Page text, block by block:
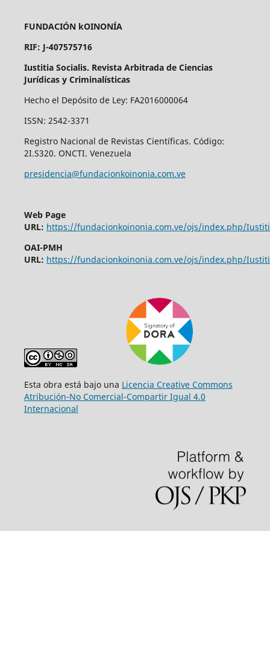
FUNDACIÓN kOINONÍA
RIF: J-407575716
Iustitia Socialis. Revista Arbitrada de Ciencias
Jurídicas y Criminalísticas
Hecho el Depósito de Ley: FA2016000064
ISSN: 2542-3371
Registro Nacional de Revistas Científicas. Código:
2I.S320. ONCTI. Venezuela
presidencia@fundacionkoinonia.com.ve
Web Page
URL: https://fundacionkoinonia.com.ve/ojs/index.php/
OAI-PMH
URL: https://fundacionkoinonia.com.ve/ojs/index.php/
Esta obra está bajo una Licencia Creative Commons
Atribución-No Comercial-Compartir Igual 4.0
Internacional